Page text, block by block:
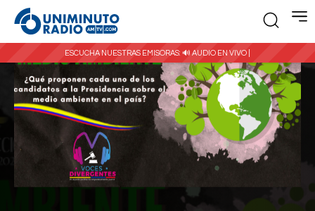
ESCUCHA NUESTRAS EMISORAS: 🔊 AUDIO EN VIVO |